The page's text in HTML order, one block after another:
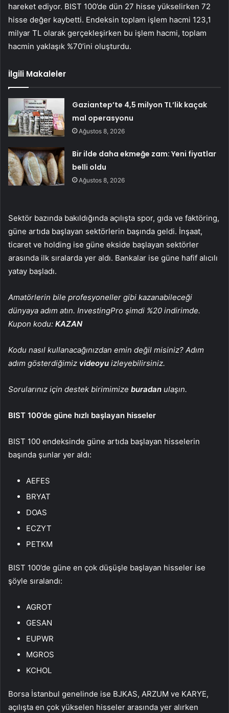
hareket ediyor. BIST 100’de dün 27 hisse yükselirken 72
hisse değer kaybetti. Endeksin toplam işlem hacmi 123,1
milyar TL olarak gerçekleşirken bu işlem hacmi, toplam
hacmin yaklaşık %70’ini oluşturdu.
İlgili Makaleler
Gaziantep’te 4,5 milyon TL’lik kaçak
mal operasyonu
Ağustos 8, 2026
Bir ilde daha ekmeğe zam: Yeni fiyatlar
belli oldu
Ağustos 8, 2026
Sektör bazında bakıldığında açılışta spor, gıda ve faktöring,
güne artıda başlayan sektörlerin başında geldi. İnşaat,
ticaret ve holding ise güne ekside başlayan sektörler
arasında ilk sıralarda yer aldı. Bankalar ise güne hafif alıcılı
yatay başladı.
Amatörlerin bile profesyoneller gibi kazanabileceği
dünyaya adım atın. InvestingPro şimdi %20 indirimde.
Kupon kodu: KAZAN
Kodu nasıl kullanacağınızdan emin değil misiniz? Adım
adım gösterdiğimiz videoyu izleyebilirsiniz.
Sorularınız için destek birimimize buradan ulaşın.
BIST 100’de güne hızlı başlayan hisseler
BIST 100 endeksinde güne artıda başlayan hisselerin
başında şunlar yer aldı:
AEFES
BRYAT
DOAS
ECZYT
PETKM
BIST 100’de güne en çok düşüşle başlayan hisseler ise
şöyle sıralandı:
AGROT
GESAN
EUPWR
MGROS
KCHOL
Borsa İstanbul genelinde ise BJKAS, ARZUM ve KARYE,
açılışta en çok yükselen hisseler arasında yer alırken